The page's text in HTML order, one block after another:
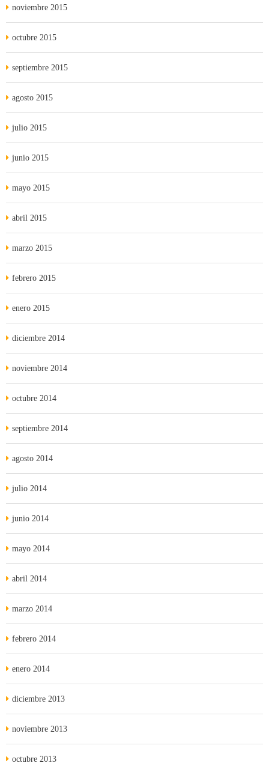
noviembre 2015
octubre 2015
septiembre 2015
agosto 2015
julio 2015
junio 2015
mayo 2015
abril 2015
marzo 2015
febrero 2015
enero 2015
diciembre 2014
noviembre 2014
octubre 2014
septiembre 2014
agosto 2014
julio 2014
junio 2014
mayo 2014
abril 2014
marzo 2014
febrero 2014
enero 2014
diciembre 2013
noviembre 2013
octubre 2013